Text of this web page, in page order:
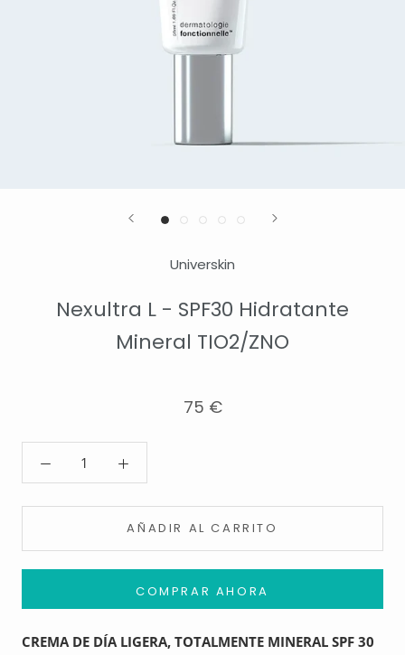
Universkin
Nexultra L - SPF30 Hidratante
Mineral TIO2/ZNO
75 €
AÑADIR AL CARRITO
COMPRAR AHORA
CREMA DE DÍA LIGERA, TOTALMENTE MINERAL SPF 30